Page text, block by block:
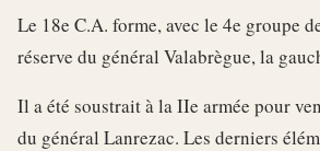
Le 18e C.A. forme, avec le 4e groupe
réserve du général Valabrègue, la
Il a été soustrait à la IIe armée pour
du général Lanrezac. Les derniers